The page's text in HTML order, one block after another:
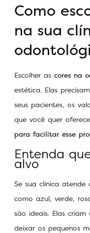
Como
na sua
Escolher as cores na
estética. Elas
seus pacientes, os
que você quer
para facilitar esse
Entenda
alvo
Se sua clínica atende
como azul, verde,
são ideais. Elas
deixar os pequenos